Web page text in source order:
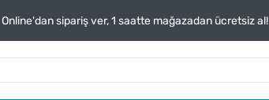
Online'dan sipariş ver, 1 saatte mağazadan ücretsiz al!